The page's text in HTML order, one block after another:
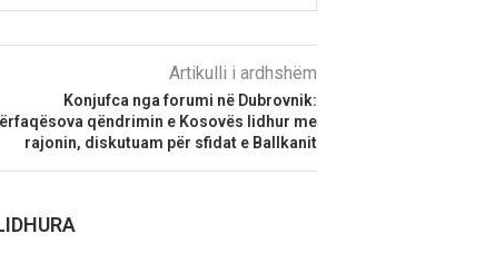
Artikulli i ardhshëm
Konjufca nga forumi në Dubrovnik:
qëndrimin e Kosovës lidhur me
rajonin, diskutuam për sfidat e Ballkanit